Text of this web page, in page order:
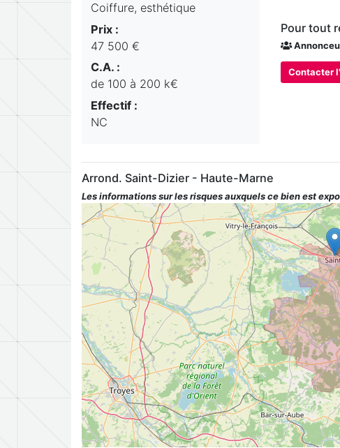
Coiffure, esthétique
Prix :
47 500 €
C.A. :
de 100 à 200 k€
Effectif :
NC
Pour tout
Contacter
Arrond. Saint-Dizier - Haute-Marne
Les informations sur les risques auxquels ce bien est